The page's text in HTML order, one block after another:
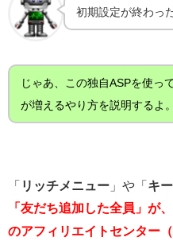
初期設定が終わっ
じゃあ、この独自ASPを使っ
が増えるやり方を説明するよ。
「 リッチメニュー 」や「 キ
「友だち追加した全員」が
のアフィリエイトセンター